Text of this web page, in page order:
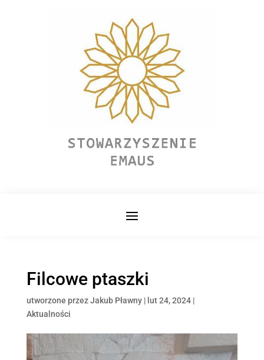
Filcowe ptaszki
utworzone przezJakub Pławny| lut 24, 2024|
Aktualności